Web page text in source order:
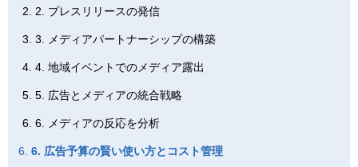
2. プレスリリースの発信
3. メディアパートナーシップの構築
4. 地域イベントでのメディア露出
5. 広告とメディアの統合戦略
6. メディアの反応を分析
6. 広告予算の賢い使い方とコスト管理